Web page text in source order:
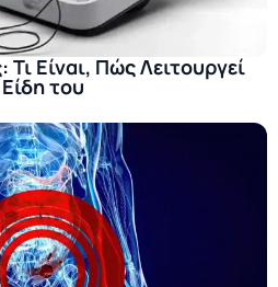
Τι Είναι, Πώς Λειτουργεί
του